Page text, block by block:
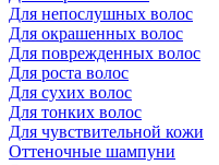
Для непослушных волос
Для окрашенных волос
Для поврежденных волос
Для роста волос
Для сухих волос
Для тонких волос
Для чувствительной кожи
Оттеночные шампуни